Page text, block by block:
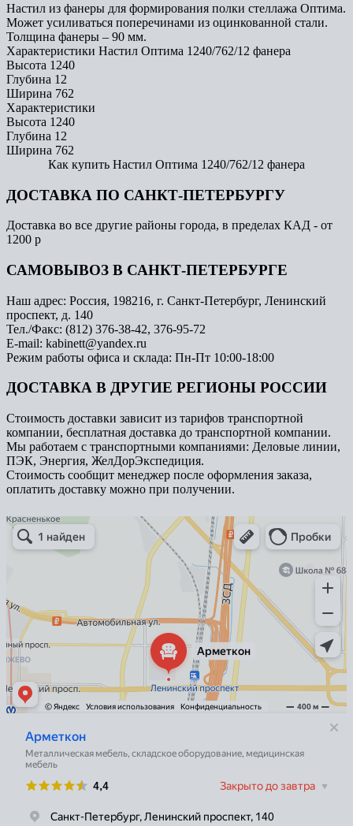
Настил из фанеры для формирования полки стеллажа Оптима.
Может усиливаться поперечинами из оцинкованной стали.
Толщина фанеры – 90 мм.
Характеристики Настил Оптима 1240/762/12 фанера
Высота 1240
Глубина 12
Ширина 762
Характеристики
Высота 1240
Глубина 12
Ширина 762
Как купить Настил Оптима 1240/762/12 фанера
ДОСТАВКА ПО САНКТ-ПЕТЕРБУРГУ
Доставка во все другие районы города, в пределах КАД - от
1200 р
САМОВЫВОЗ В САНКТ-ПЕТЕРБУРГЕ
Наш адрес: Россия, 198216, г. Санкт-Петербург, Ленинский
проспект, д. 140
Тел./Факс: (812) 376-38-42, 376-95-72
E-mail: kabinett@yandex.ru
Режим работы офиса и склада: Пн-Пт 10:00-18:00
ДОСТАВКА В ДРУГИЕ РЕГИОНЫ РОССИИ
Стоимость доставки зависит из тарифов транспортной
компании, бесплатная доставка до транспортной компании.
Мы работаем с транспортными компаниями: Деловые линии,
ПЭК, Энергия, ЖелДорЭкспедиция.
Стоимость сообщит менеджер после оформления заказа,
оплатить доставку можно при получении.
Арметкон
Металлическая мебель в Санкт‑Петербурге
Торговое оборудование в Санкт‑Петербурге